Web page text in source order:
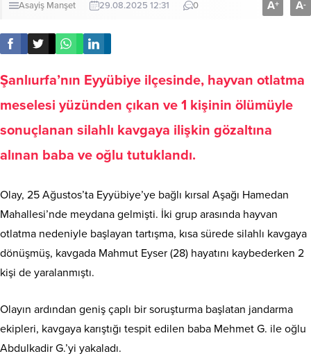
Asayiş Manşet 29.08.2025 12:31 0 A+ A-
Şanlıurfa’nın Eyyübiye ilçesinde, hayvan otlatma
meselesi yüzünden çıkan ve 1 kişinin ölümüyle
sonuçlanan silahlı kavgaya ilişkin gözaltına
alınan baba ve oğlu tutuklandı.
Olay, 25 Ağustos’ta Eyyübiye’ye bağlı kırsal Aşağı Hamedan
Mahallesi’nde meydana gelmişti. İki grup arasında hayvan
otlatma nedeniyle başlayan tartışma, kısa sürede silahlı kavgaya
dönüşmüş, kavgada Mahmut Eyser (28) hayatını kaybederken 2
kişi de yaralanmıştı.
Olayın ardından geniş çaplı bir soruşturma başlatan jandarma
ekipleri, kavgaya karıştığı tespit edilen baba Mehmet G. ile oğlu
Abdulkadir G.’yi yakaladı.